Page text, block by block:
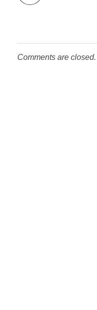
Comments are closed.